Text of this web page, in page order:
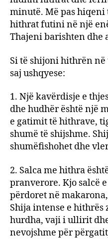
minutë. Më pas
hithrat futini në një
Thajeni barishten dhe
Si të shijoni hithrën
saj ushqyese:
1. Një kavërdisje e
dhe hudhër është një
e gatimit të hithrave,
shumë të shijshme.
shumëfishohet dhe
2. Salca me hithra
pranverore. Kjo salcë
përdoret në
Shija intense e hithrës
hurdha, vaji i ullirit
nevojshme për